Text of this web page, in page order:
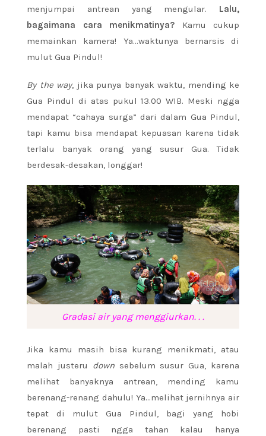
menjumpai antrean yang mengular. Lalu,
bagaimana cara menikmatinya? Kamu cukup
memainkan kamera! Ya…waktunya bernarsis di
mulut Gua Pindul!
By the way, jika punya banyak waktu, mending ke
Gua Pindul di atas pukul 13.00 WIB. Meski ngga
mendapat “cahaya surga” dari dalam Gua Pindul,
tapi kamu bisa mendapat kepuasan karena tidak
terlalu banyak orang yang susur Gua. Tidak
berdesak-desakan, longgar!
Gradasi air yang menggiurkan. . .
Jika kamu masih bisa kurang menikmati, atau
malah justeru downsebelum susur Gua, karena
melihat banyaknya antrean, mending kamu
berenang-renang dahulu! Ya…melihat jernihnya air
tepat di mulut Gua Pindul, bagi yang hobi
berenang pasti ngga tahan kalau hanya